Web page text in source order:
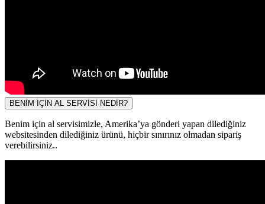
BENİM İÇİN AL SERVİSİ NEDİR?
Benim için al servisimizle, Amerika’ya gönderi yapan dilediğiniz
websitesinden dilediğiniz ürünü, hiçbir sınırınız olmadan sipariş
verebilirsiniz..